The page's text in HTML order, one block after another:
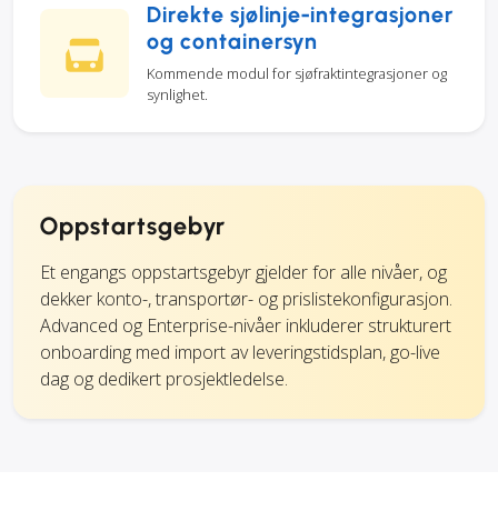
Direkte sjølinje-integrasjoner
og containersyn
Kommende modul for sjøfraktintegrasjoner og
synlighet.
Oppstartsgebyr
Et engangs oppstartsgebyr gjelder for alle nivåer, og
dekker konto-, transportør- og prislistekonfigurasjon.
Advanced og Enterprise-nivåer inkluderer strukturert
onboarding med import av leveringstidsplan, go-live
dag og dedikert prosjektledelse.